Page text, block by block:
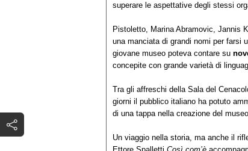
superare le aspettative degli stessi
Pistoletto, Marina Abramovic, Jannis
una manciata di grandi nomi per farsi
giovane museo poteva contare su
concepite con grande varietà di
Tra gli affreschi della Sala del
giorni il pubblico italiano ha potuto
di una tappa nella creazione del
Un viaggio nella storia, ma anche il